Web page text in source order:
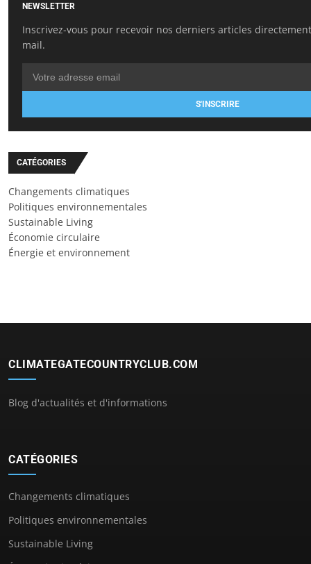
NEWSLETTER
Inscrivez-vous pour recevoir nos derniers articles
mail.
S'INSCRIRE
CATÉGORIES
Changements climatiques
Politiques environnementales
Sustainable Living
Économie circulaire
Énergie et environnement
CLIMATEGATECOUNTRYCLUB.COM
Blog d'actualités et d'informations
CATÉGORIES
Changements climatiques
Politiques environnementales
Sustainable Living